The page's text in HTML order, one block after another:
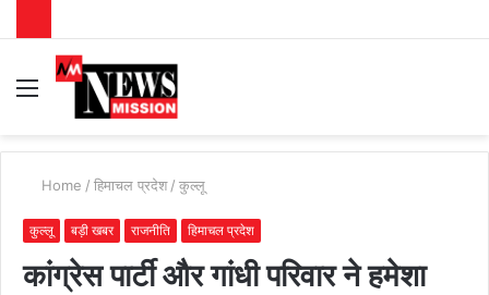
Menu
Home / हिमाचल प्रदेश / कुल्लू
कुल्लू बड़ी खबर राजनीति हिमाचल प्रदेश
कांग्रेस पार्टी और गांधी परिवार ने हमेशा